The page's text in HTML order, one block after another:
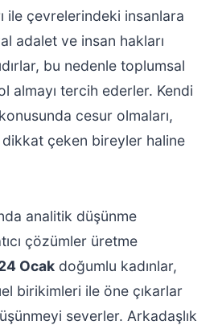
ile çevrelerindeki insanlara
adalet ve insan hakları
bu nedenle toplumsal
almayı tercih ederler. Kendi
cesur olmaları,
çeken bireyler haline
analitik düşünme
çözümler üretme
Ocakdoğumlu kadınlar,
birikimleri ile öne çıkarlar
severler. Arkadaşlık